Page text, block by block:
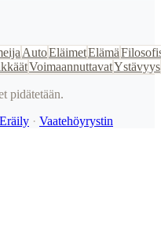
AutoEläimetElämä
VoimaannuttavatYstävyys
pidätetään.
Eräily · Vaatehöyrystin